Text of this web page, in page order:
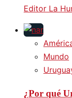
Editor La
Mundo
¿Por qué